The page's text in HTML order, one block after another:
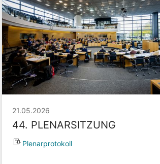
21.05.2026
44. PLENARSITZUNG
Plenarprotokoll